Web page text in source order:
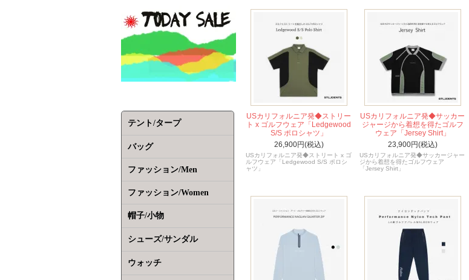
テント/タープ
バッグ
ファッション/Men
ファッション/Women
帽子/小物
シューズ/サンダル
ウォッチ
USカリフォルニア発◆ストリー
ト x ゴルフウェア「Ledgewood
S/S ポロシャツ」
26,900円(税込)
USカリフォルニア発◆ストリート x ゴ
ルフウェア「Ledgewood S/S ポロシ
ャツ」
USカリフォルニア発◆サッカー
ジャージから着想を得たゴルフ
ウェア「Jersey Shirt」
23,900円(税込)
USカリフォルニア発◆サッカージャー
ジから着想を得たゴルフウェア
「Jersey Shirt」